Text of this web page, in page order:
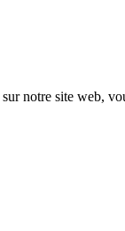
sur notre site web,